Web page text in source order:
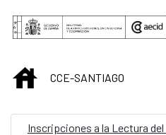
Saltar al contenido principal
INICIOCCE-SANTIAGO
Inscripciones a la Lectura del